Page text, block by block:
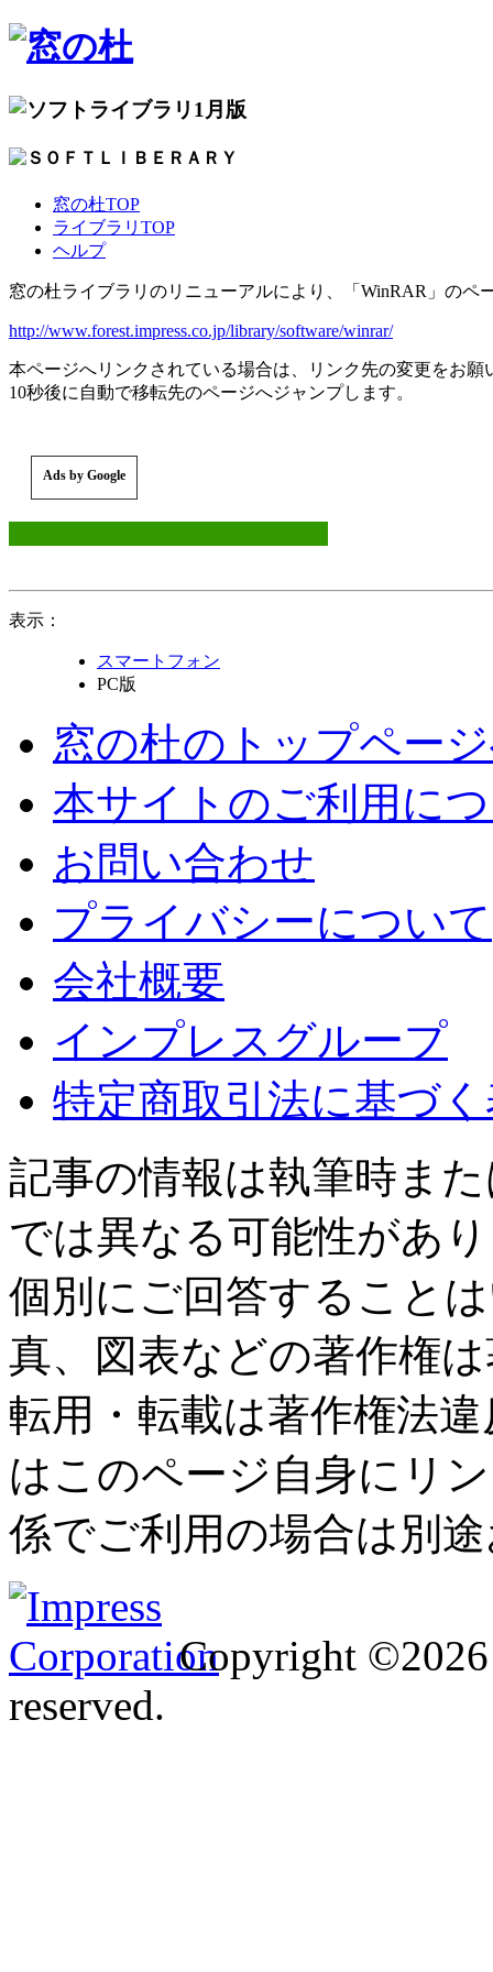
1月版
窓の杜TOP
ライブラリTOP
ヘルプ
窓の杜ライブラリのリニューアルにより、「WinRAR」のペ
http://www.forest.impress.co.jp/library/software/winrar/
本ページへリンクされている場合は、リンク先の変更をお願
10秒後に自動で移転先のページへジャンプします。
Ads by Google
表示：
スマートフォン
PC版
窓の杜のトップペー
本サイトのご利用に
お問い合わせ
プライバシーについて
会社概要
インプレスグループ
特定商取引法に基づ
記事の情報は執筆時ま
では異なる可能性があ
個別にご回答すること
真、図表などの著作権
転用・転載は著作権法
はこのページ自身にリ
係でご利用の場合は別
Copyright
reserved.